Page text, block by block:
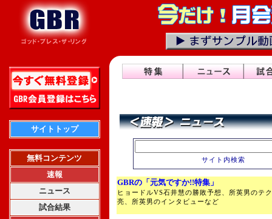
サイトトップ
無料コンテンツ
速報
ニュース
試合結果
サイト内検索
GBRの「元気ですか!!特集」
ヒョードルVS石井慧の勝敗予想、所英男のテ
亮、所英男のインタビューなど